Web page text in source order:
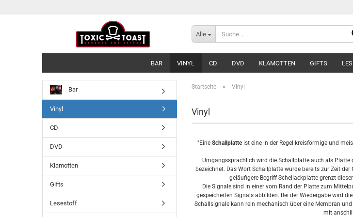
Alle
BAR VINYL CD DVD KLAMOTTEN GIFTS
Startseite » Vinyl
Vinyl
"Eine Schallplatte ist eine in der Regel kreisförmige und
Umgangssprachlich wird die Schallplatte auch als
bezeichnet. Das Wort Schallplatte wurde bereits zur Zeit
geläufigere Begriff Schellackplatte grenzt
Die Signale sind in einer vom Rand der Platte zum
gespeicherten Signals abbilden. Bei der Wiedergabe wird
Schallsignale kann rein mechanisch über eine Membran
mit
Bar
Vinyl
CD
DVD
Klamotten
Gifts
Lesestoff